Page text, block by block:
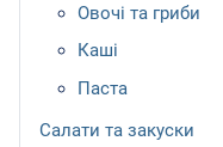
Овочі та гриби
Каші
Паста
Салати та закуски